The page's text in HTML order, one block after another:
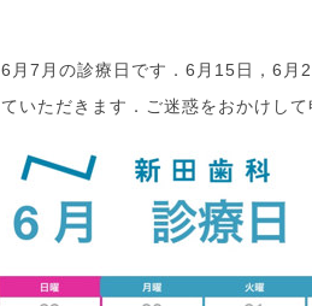
6月7月の診療日です．6月15日，6月
ていただきます．ご迷惑をおかけし